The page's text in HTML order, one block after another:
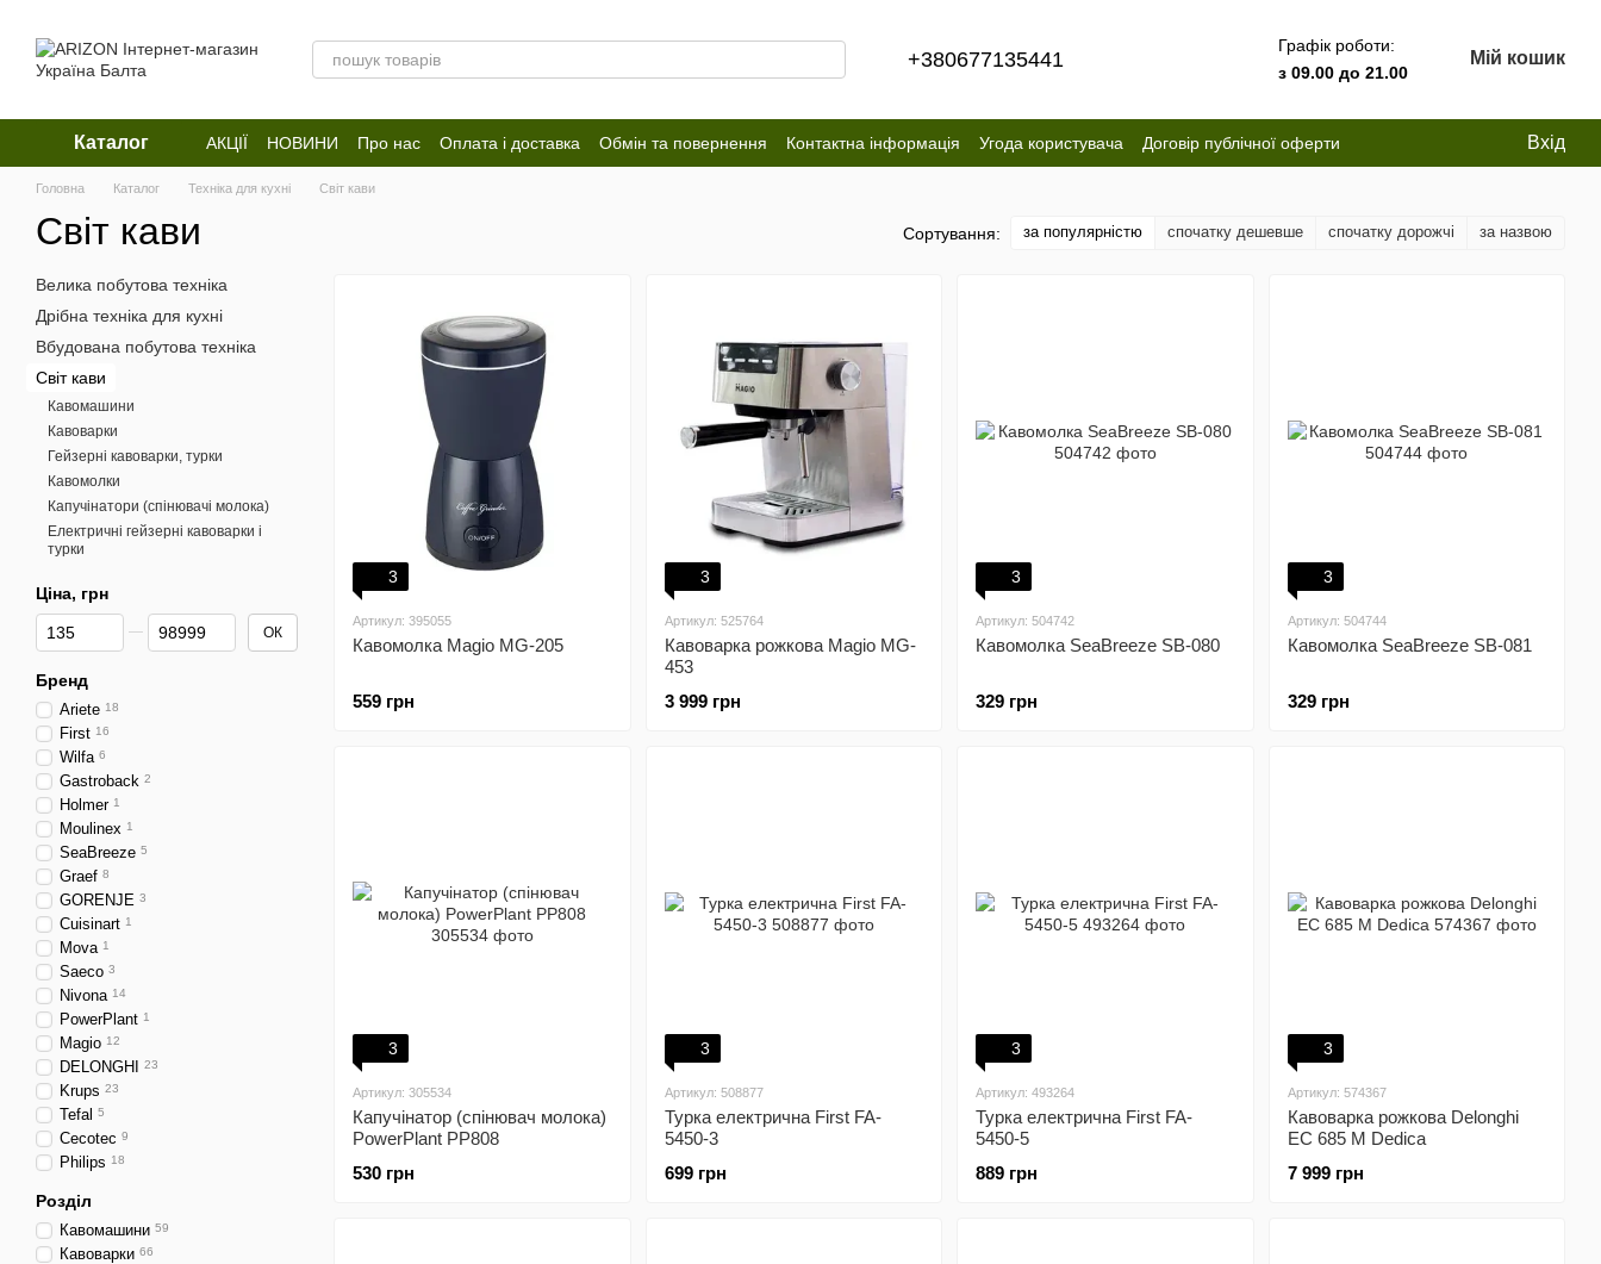
+380677135441
Графік роботи:
з 09.00 до 21.00
Мій кошик
Каталог АКЦІЇ НОВИНИ Про нас Оплата і доставка Обмін та повернення Контактна інформація Угода користувача
Договір публічної оферти
Відгуки про магазин
Вхід
Головна Каталог Техніка для кухні Світ кави
Світ кави Сортування: за популярністю спочатку дешевше спочатку дорожчі за назвою
3
Артикул: 395055
Кавомолка Magio MG-205
559 грн
3
Артикул: 525764
Кавоварка рожкова Magio MG-
453
3 999 грн
3
Артикул: 504742
Кавомолка SeaBreeze SB-080
329 грн
3
Артикул: 504744
Кавомолка SeaBreeze SB-081
329 грн
3
Артикул: 305534
Капучінатор (спінювач молока)
PowerPlant PP808
530 грн
3
Артикул: 508877
Турка електрична First FA-
5450-3
699 грн
3
Артикул: 493264
Турка електрична First FA-
5450-5
889 грн
3
Артикул: 574367
Кавоварка рожкова Delonghi
EC 685 M Dedica
7 999 грн
Велика побутова техніка
Дрібна техніка для кухні
Вбудована побутова техніка
Світ кави
Кавомашини
Кавоварки
Гейзерні кавоварки, турки
Кавомолки
Капучінатори (спінювачі молока)
Електричні гейзерні кавоварки і
турки
Ціна, грн
Від Ціна, грн
До Ціна, грн ОК
Бренд
Ariete 18
First 16
Wilfa 6
Gastroback 2
Holmer 1
Moulinex 1
SeaBreeze 5
Graef 8
GORENJE 3
Cuisinart 1
Mova 1
Saeco 3
Nivona 14
PowerPlant 1
Magio 12
DELONGHI 23
Krups 23
Tefal 5
Cecotec 9
Philips 18
Розділ
Кавомашини 59
Кавоварки 66